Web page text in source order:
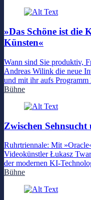
»Das Schöne ist die
Künsten«
Wann sind Sie produktiv,
Andreas Wilink die neue
und mit ihr aufs
Bühne
Zwischen
Ruhrtriennale: Mit
Videokünstler Łukasz
der modernen KI-
Bühne